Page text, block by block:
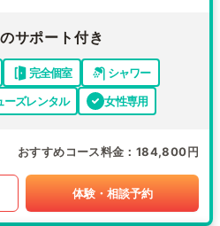
サポート付き
完全個室
シャワー
ーズレンタル 女性専用
おすすめコース料金 184,800円
体験・相談予約